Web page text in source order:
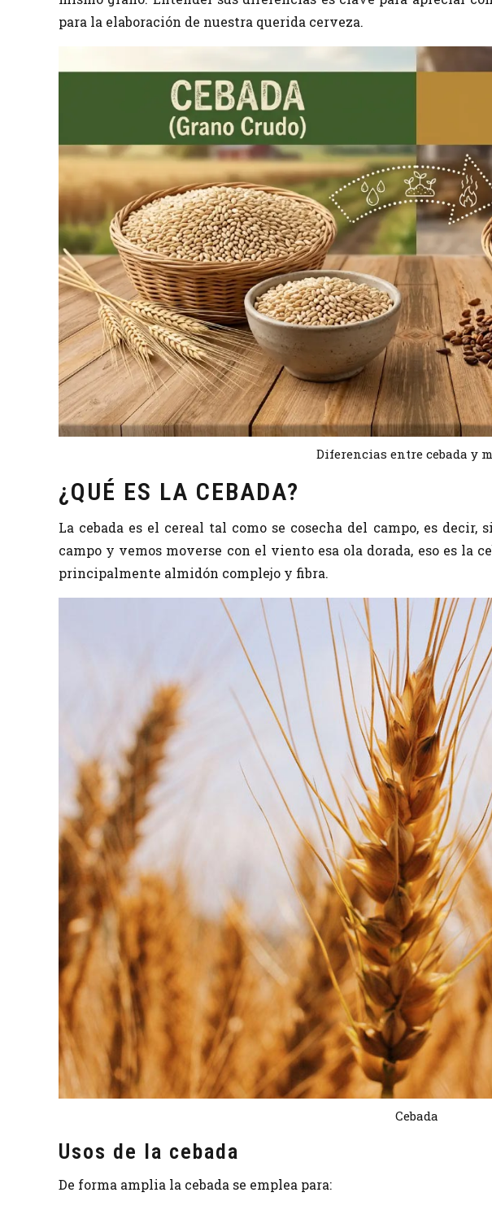
para la elaboración de nuestra querida cerveza.
Diferencias entre cebada y
¿QUÉ ES LA CEBADA?
La cebada es el cereal tal como se cosecha del campo, es decir,
campo y vemos moverse con el viento esa ola dorada, eso es la
principalmente almidón complejo y fibra.
Cebada
Usos de la cebada
De forma amplia la cebada se emplea para: